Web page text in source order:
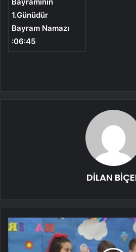
1.Günüdür
Bayram Namazı
:06:45
DİLAN